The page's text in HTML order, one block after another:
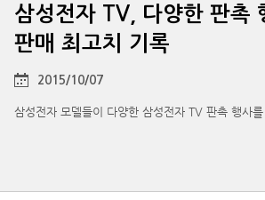
삼성전자 TV, 다양한 판촉
판매 최고치 기록
2015/10/07
삼성전자 모델들이 다양한 삼성전자 TV 판촉 행사를